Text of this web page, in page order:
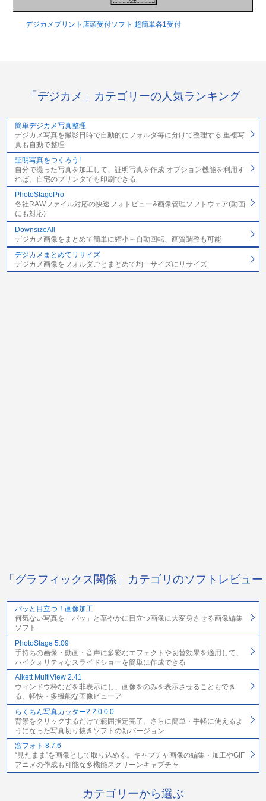
デジカメプリント店頭受付ソフト 超簡単各1受付
「デジカメ」カテゴリーの人気ランキング
簡単デジカメ写真整理
デジカメ写真を撮影日時で自動的にフォルダ毎に分けて整理する 重複写
真も自動で整理
証明写真をつくろう!
自分で撮った写真を加工して、証明写真を作成 オプション機能を利用す
れば、自宅のプリンタでも印刷できる
PhotoStagePro
各社RAWファイル対応の快速フォトビュー&画像管理ソフトウェア(動画
にも対応)
DownsizeAll
デジカメ画像をまとめて簡単に縮小～自動回転、画質調整も可能
デジカメまとめてリサイズ
デジカメ画像をフォルダごとまとめて均一サイズにリサイズ
「グラフィックス関係」カテゴリのソフトレビュー
パッと目立つ！画像加工
何気ない写真を「パッ」と華やかに目立つ画像に大変身させる画像編集
ソフト
PhotoStage 5.09
手持ちの画像・動画・音声に多彩なエフェクトや切替効果を適用して、
ハイクォリティなスライドショーを簡単に作成できる
Alkett MultiView 2.41
ウィンドウ枠などを非表示にし、画像をのみを表示させることもでき
る、軽快・多機能な画像ビューア
らくちん写真カッター2 2.0.0.0
背景をクリックするだけで範囲指定完了。さらに簡単・手軽に使えるよ
うになった写真切り抜きソフトの新バージョン
窓フォト 8.7.6
“見たまま”を画像として取り込める。キャプチャ画像の編集・加工やGIF
アニメの作成も可能な多機能スクリーンキャプチャ
カテゴリーから選ぶ